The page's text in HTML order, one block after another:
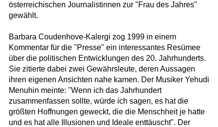
österreichischen Journalistinnen zur "Frau des Jahres"
gewählt.
Barbara Coudenhove-Kalergi zog 1999 in einem
Kommentar für die "Presse" ein interessantes Resümee
über die politischen Entwicklungen des 20. Jahrhunderts.
Sie zitierte dabei zwei Gewährsleute, deren Aussagen
ihren eigenen Ansichten nahe kamen. Der Musiker Yehudi
Menuhin meinte: "Wenn ich das Jahrhundert
zusammenfassen sollte, würde ich sagen, es hat die
größten Hoffnungen geweckt, die die Menschheit je hatte
und es hat alle Illusionen und Ideale enttäuscht". Der